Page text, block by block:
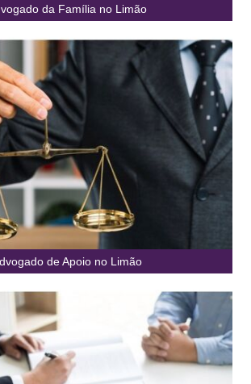
da Família no Limão
de Apoio no Limão